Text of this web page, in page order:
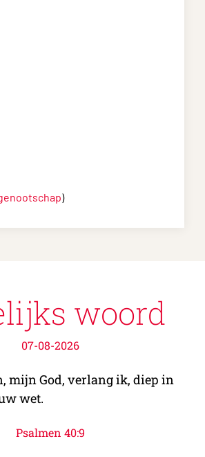
)
woord
07-08-2026
mijn God, verlang ik, diep in
wet.
Psalmen 40:9